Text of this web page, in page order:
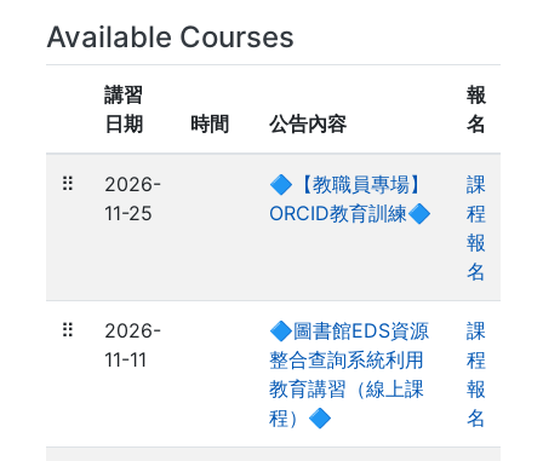
Available Courses
講習
日期
時間 公告內容
報
名
⠿
2026-
11-25
🔷【教職員專場】
ORCID教育訓練🔷
課
程
報
名
⠿
2026-
11-11
🔷圖書館EDS資源
整合查詢系統利用
教育講習（線上課
程）🔷
課
程
報
名